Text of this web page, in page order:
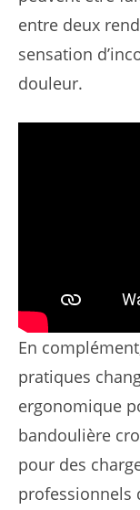
entre deux
sensation
douleur.
En
pratiques
ergonomique
bandoulière
pour des
professionnels